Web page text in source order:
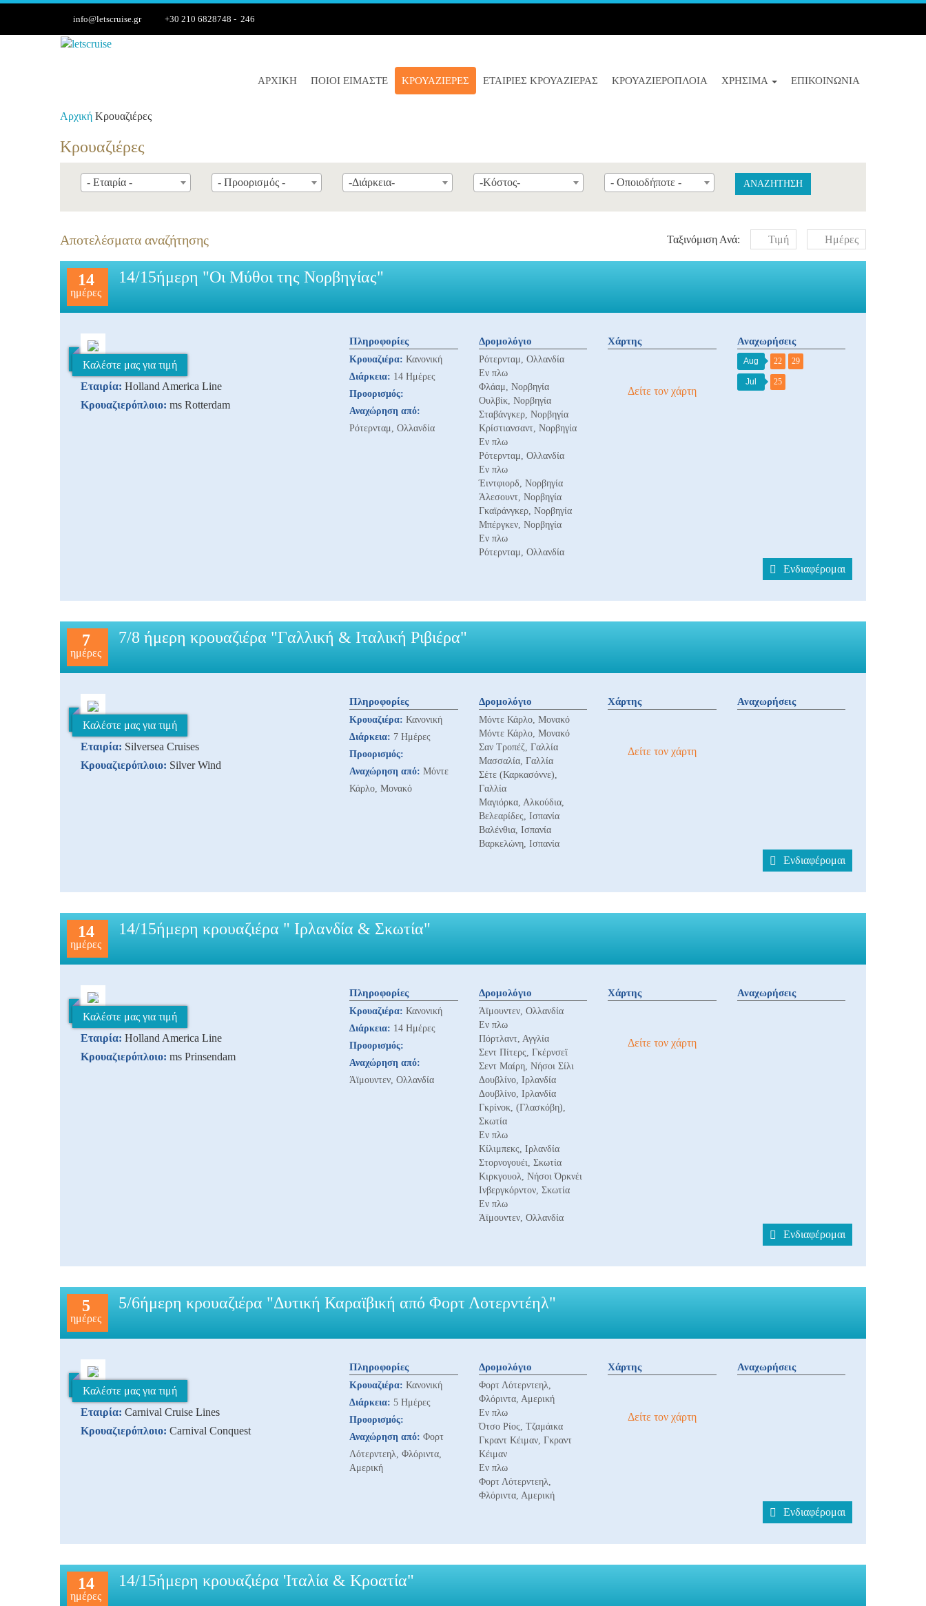
info@letscruise.gr +30 210 6828748 - 246
ΑΡΧΙΚΉ ΠΟΙΟΊ ΕΊΜΑΣΤΕ ΚΡΟΥΑΖΙΈΡΕΣ ΕΤΑΙΡΙΕΣ ΚΡΟΥΑΖΙΕΡΑΣ ΚΡΟΥΑΖΙΕΡΌΠΛΟΙΑ ΧΡΉΣΙΜΑ ΕΠΙΚΟΙΝΩΝΊΑ
Αρχική Κρουαζιέρες
Κρουαζιέρες
- Εταιρία - - Προορισμός - -Διάρκεια- -Κόστος- - Οποιοδήποτε - ΑΝΑΖΗΤΗΣΗ
Αποτελέσματα αναζήτησης Ταξινόμιση Ανά: Τιμή Ημέρες
14
ημέρες
14/15ήμερη "Οι Μύθοι της Νορβηγίας"
Εταιρία: Holland America Line
Κρουαζιερόπλοιο: ms Rotterdam
Καλέστε μας για τιμή
Πληροφορίες
Κρουαζιέρα: Κανονική
Διάρκεια: 14 Ημέρες
Προορισμός:
Αναχώρηση από:
Ρότερνταμ, Ολλανδία
Δρομολόγιο
Ρότερνταμ, Ολλανδία
Εν πλω
Φλάαμ, Νορβηγία
Ουλβίκ, Νορβηγία
Σταβάνγκερ, Νορβηγία
Κρίστιανσαντ, Νορβηγία
Εν πλω
Ρότερνταμ, Ολλανδία
Εν πλω
Έιντφιορδ, Νορβηγία
Άλεσουντ, Νορβηγία
Γκαϊράνγκερ, Νορβηγία
Μπέργκεν, Νορβηγία
Εν πλω
Ρότερνταμ, Ολλανδία
Χάρτης
Δείτε τον χάρτη
Αναχωρήσεις
Aug 22 29
Jul 25
Ενδιαφέρομαι
7
ημέρες
7/8 ήμερη κρουαζιέρα "Γαλλική & Ιταλική Ριβιέρα"
Εταιρία: Silversea Cruises
Κρουαζιερόπλοιο: Silver Wind
Καλέστε μας για τιμή
Πληροφορίες
Κρουαζιέρα: Κανονική
Διάρκεια: 7 Ημέρες
Προορισμός:
Αναχώρηση από: Μόντε
Κάρλο, Μονακό
Δρομολόγιο
Μόντε Κάρλο, Μονακό
Μόντε Κάρλο, Μονακό
Σαν Τροπέζ, Γαλλία
Μασσαλία, Γαλλία
Σέτε (Καρκασόννε),
Γαλλία
Μαγιόρκα, Αλκούδια,
Βελεαρίδες, Ισπανία
Βαλένθια, Ισπανία
Βαρκελώνη, Ισπανία
Χάρτης
Δείτε τον χάρτη
Αναχωρήσεις
Ενδιαφέρομαι
14
ημέρες
14/15ήμερη κρουαζιέρα " Ιρλανδία & Σκωτία"
Εταιρία: Holland America Line
Κρουαζιερόπλοιο: ms Prinsendam
Καλέστε μας για τιμή
Πληροφορίες
Κρουαζιέρα: Κανονική
Διάρκεια: 14 Ημέρες
Προορισμός:
Αναχώρηση από:
Άϊμουντεν, Ολλανδία
Δρομολόγιο
Άϊμουντεν, Ολλανδία
Εν πλω
Πόρτλαντ, Αγγλία
Σεντ Πίτερς, Γκέρνσεϊ
Σεντ Μαίρη, Νήσοι Σίλι
Δουβλίνο, Ιρλανδία
Δουβλίνο, Ιρλανδία
Γκρίνοκ, (Γλασκόβη),
Σκωτία
Εν πλω
Κίλιμπεκς, Ιρλανδία
Στορνογουέι, Σκωτία
Κιρκγουολ, Νήσοι Όρκνέι
Ινβεργκόρντον, Σκωτία
Εν πλω
Άϊμουντεν, Ολλανδία
Χάρτης
Δείτε τον χάρτη
Αναχωρήσεις
Ενδιαφέρομαι
5
ημέρες
5/6ήμερη κρουαζιέρα "Δυτική Καραϊβική από Φορτ Λοτερντέηλ"
Εταιρία: Carnival Cruise Lines
Κρουαζιερόπλοιο: Carnival Conquest
Καλέστε μας για τιμή
Πληροφορίες
Κρουαζιέρα: Κανονική
Διάρκεια: 5 Ημέρες
Προορισμός:
Αναχώρηση από: Φορτ
Λότερντεηλ, Φλόριντα,
Αμερική
Δρομολόγιο
Φορτ Λότερντεηλ,
Φλόριντα, Αμερική
Εν πλω
Ότσο Ρίος, Τζαμάικα
Γκραντ Κέιμαν, Γκραντ
Κέιμαν
Εν πλω
Φορτ Λότερντεηλ,
Φλόριντα, Αμερική
Χάρτης
Δείτε τον χάρτη
Αναχωρήσεις
Ενδιαφέρομαι
14
ημέρες
14/15ήμερη κρουαζιέρα 'Ιταλία & Κροατία"